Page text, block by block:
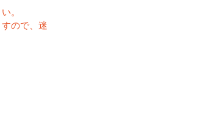
。
ので、迷